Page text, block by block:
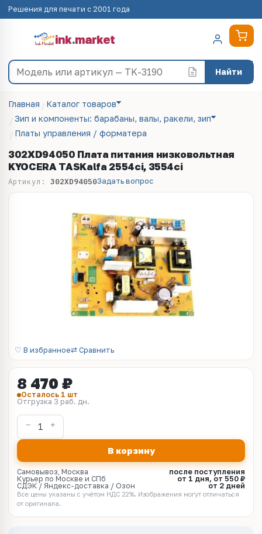
Решения для печати с 2001 года
ink.market
Найти
Главная
Каталог товаров
Зип и компоненты: барабаны, валы, ракели, зип
Платы управления / форматера
302XD94050 Плата питания низковольтная
KYOCERA TASKalfa 2554ci, 3554ci
Артикул: 302XD94050Задать вопрос
♡ В избранное⇄ Сравнить
8 470 ₽
Осталось 1 шт
Отгрузка 3 раб. дн.
В корзину
Самовывоз, Москва
после поступления
Курьер по Москве и СПб
от 1 дня, от 550 ₽
СДЭК / Яндекс-доставка / Озон
от 2 дней
Все цены указаны с учётом НДС 22%. Изображения могут отличаться
от оригинала.